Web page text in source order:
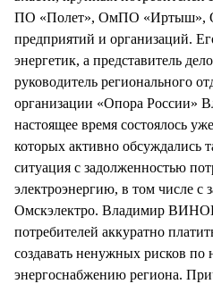
ПО «Полет», ОмПО «Иртыш»,
предприятий и организаций.
энергетик, а представитель
руководитель регионального
организации «Опора
настоящее время состоялось
которых активно обсуждались
ситуация с задолженностью
электроэнергию, в том числе с
Омскэлектро. Владимир
потребителей аккуратно
создавать ненужных рисков по
энергоснабжению региона.